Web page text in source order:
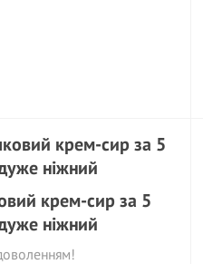
крем-сир за 5
ніжний